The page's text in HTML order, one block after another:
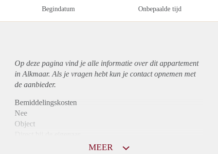
Begindatum Onbepaalde tijd
Op deze pagina vind je alle informatie over ditappartement
in Alkmaar. Als je vragen hebt kun je contact opnemen met
de aanbieder.
Bemiddelingskosten
Nee
Object
MEER